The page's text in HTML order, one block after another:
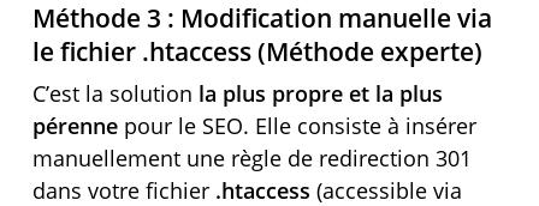
Méthode 3 : Modification manuelle via
le fichier .htaccess (Méthode experte)
C’est la solution la plus propre et la plus
pérennepour le SEO. Elle consiste à insérer
manuellement une règle de redirection 301
dans votre fichier .htaccess (accessible via